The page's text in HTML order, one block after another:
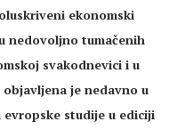
ekonomski
nedovoljno tumačenih
svakodnevici i u
je nedavno u
studije u ediciji